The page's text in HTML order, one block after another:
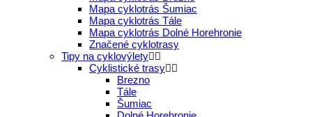
Mapa cyklotrás Šumiac
Mapa cyklotrás Tále
Mapa cyklotrás Dolné Horehronie
Značené cyklotrasy
Tipy na cyklovýlety
Cyklistické trasy
Brezno
Tále
Šumiac